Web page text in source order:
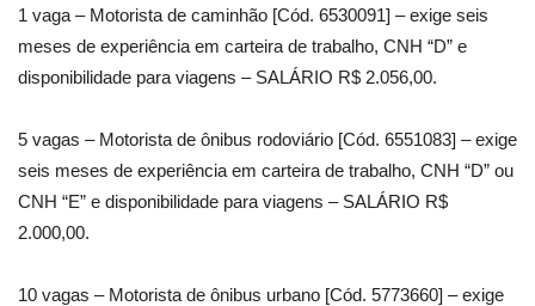
1 vaga – Motorista de caminhão [Cód. 6530091] – exige seis
meses de experiência em carteira de trabalho, CNH “D” e
disponibilidade para viagens – SALÁRIO R$ 2.056,00.
5 vagas – Motorista de ônibus rodoviário [Cód. 6551083] – exige
seis meses de experiência em carteira de trabalho, CNH “D” ou
CNH “E” e disponibilidade para viagens – SALÁRIO R$
2.000,00.
10 vagas – Motorista de ônibus urbano [Cód. 5773660] – exige